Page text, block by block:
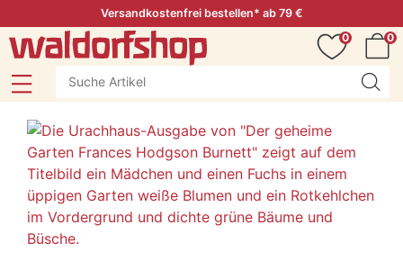
Versandkostenfrei bestellen* ab 79 €
0
0